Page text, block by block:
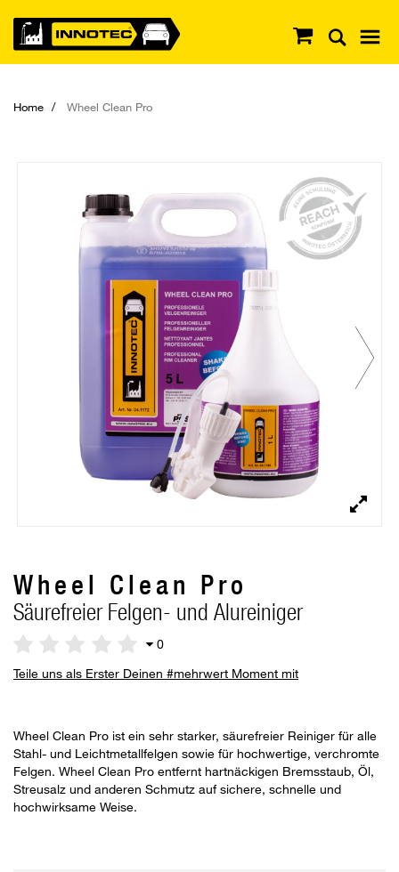
Home Wheel Clean Pro
Wheel Clean Pro
Säurefreier Felgen- und Alureiniger
0
Teile uns als Erster Deinen #mehrwert Moment mit
Wheel Clean Pro ist ein sehr starker, säurefreier Reiniger für alle
Stahl- und Leichtmetallfelgen sowie für hochwertige, verchromte
Felgen. Wheel Clean Pro entfernt hartnäckigen Bremsstaub, Öl,
Streusalz und anderen Schmutz auf sichere, schnelle und
hochwirksame Weise.